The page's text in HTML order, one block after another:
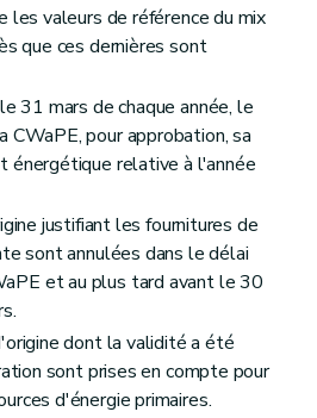
les valeurs de référence du mix
que ces dernières sont
31 mars de chaque année, le
CWaPE, pour approbation, sa
énergétique relative à l'année
justifiant les fournitures de
sont annulées dans le délai
et au plus tard avant le 30
dont la validité a été
sont prises en compte pour
d'énergie primaires.